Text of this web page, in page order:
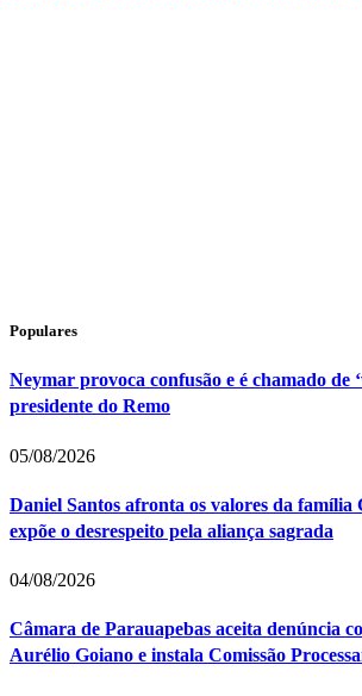
Populares
Neymar provoca confusão e é chamado de
presidente do Remo
05/08/2026
Daniel Santos afronta os valores da
expõe o desrespeito pela aliança sagrada
04/08/2026
Câmara de Parauapebas aceita denúncia
Aurélio Goiano e instala Comissão